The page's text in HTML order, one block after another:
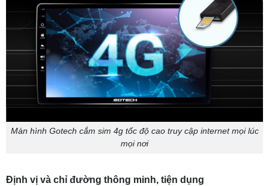
Màn hình Gotech cắm sim 4g tốc độ cao truy cập internet mọi lúc
mọi nơi
Định vị và chỉ đường thông minh, tiện dụng